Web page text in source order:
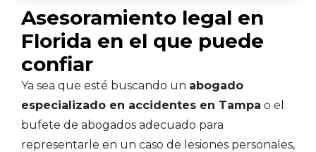
Asesoramiento legal en
Florida en el que puede
confiar
Ya sea que esté buscando un abogado
especializado en accidentes en Tampa o el
bufete de abogados adecuado para
representarle en un caso de lesiones personales,